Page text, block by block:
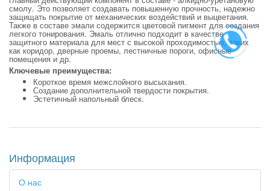
смолу. Это позволяет создавать повышенную прочность, надежно
защищать покрытие от механических воздействий и выцветания.
Также в составе эмали содержится цветовой пигмент для создания
легкого тонирования. Эмаль отлично подходит в качестве
защитного материала для мест с высокой проходимостью, таких
как коридор, дверные проемы, лестничные пороги, офисные
помещения и др.
Ключевые преимущества:
Короткое время межслойного высыхания.
Создание дополнительной твердости покрытия.
Эстетичный напольный блеск.
Информация
О нас